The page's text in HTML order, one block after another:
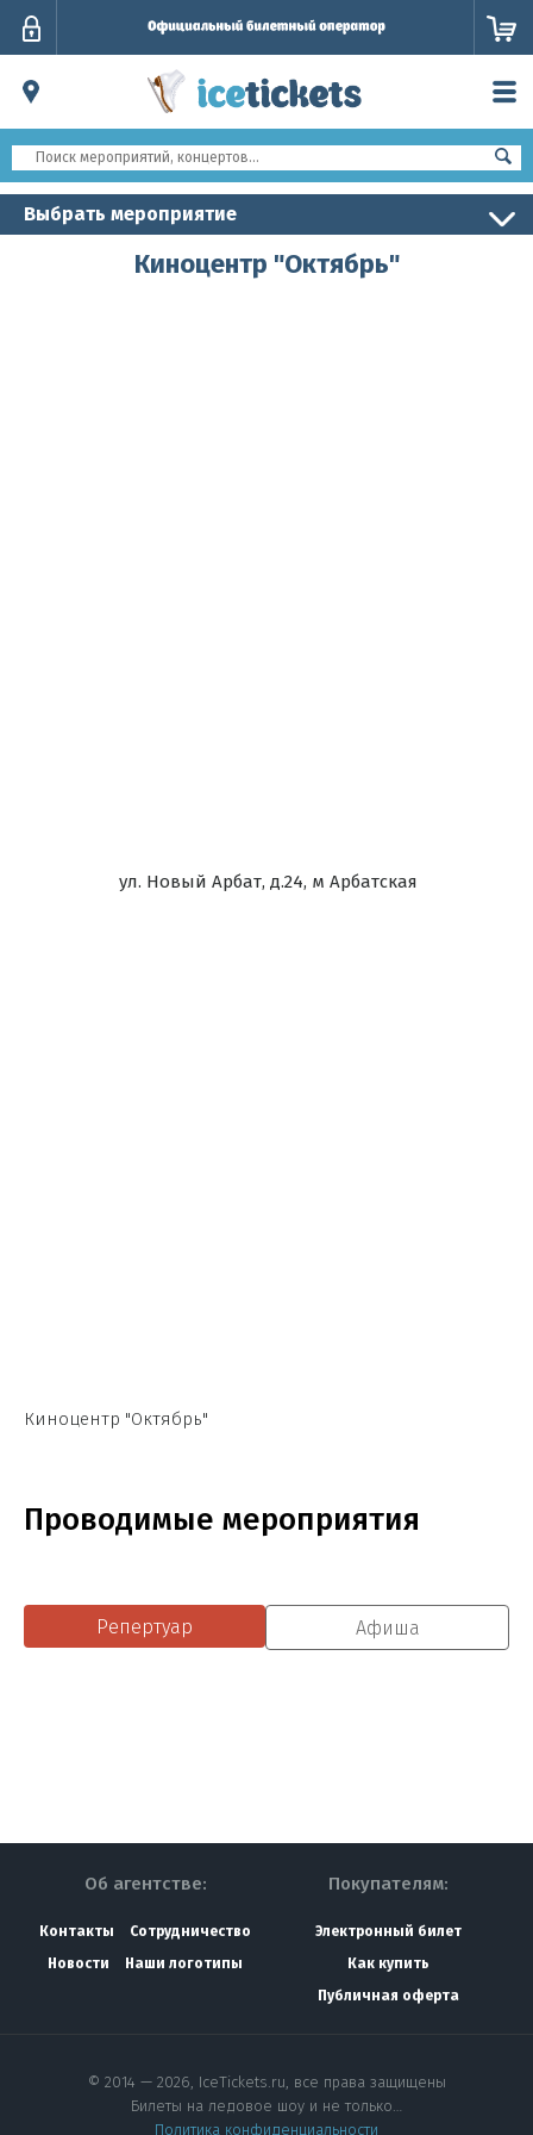
Выбрать мероприятие
Киноцентр "Октябрь"
ул. Новый Арбат, д.24, м Арбатская
Киноцентр "Октябрь"
Проводимые мероприятия
Репертуар Афиша
Об агентстве:
Контакты
Сотрудничество
Новости
Наши логотипы
Покупателям:
Электронный билет
Как купить
Публичная оферта
© 2014 — 2026, IceTickets.ru, все права защищены
Билеты на ледовое шоу и не только…
Политика конфиденциальности